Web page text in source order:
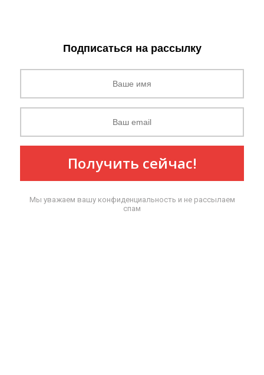
Подписаться на рассылку
Получить сейчас!
Мы уважаем вашу конфиденциальность и не рассылаем
спам